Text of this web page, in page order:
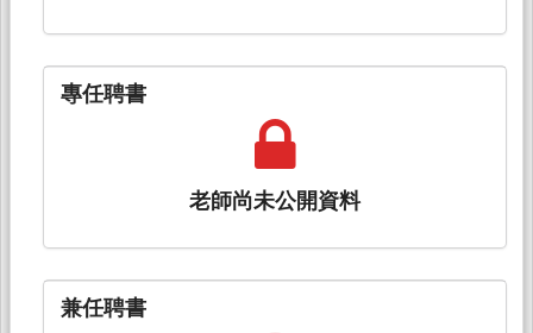
專任聘書
老師尚未公開資料
兼任聘書